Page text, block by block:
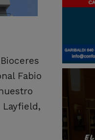
Fabio